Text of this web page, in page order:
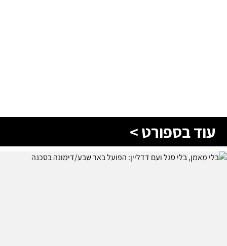
עוד בספורט >